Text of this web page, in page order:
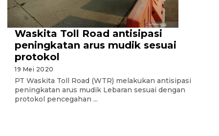
Waskita Toll Road antisipasi
peningkatan arus mudik sesuai
protokol
19 Mei 2020
PT Waskita Toll Road (WTR) melakukan antisipasi
peningkatan arus mudik Lebaran sesuai dengan
protokol pencegahan ...